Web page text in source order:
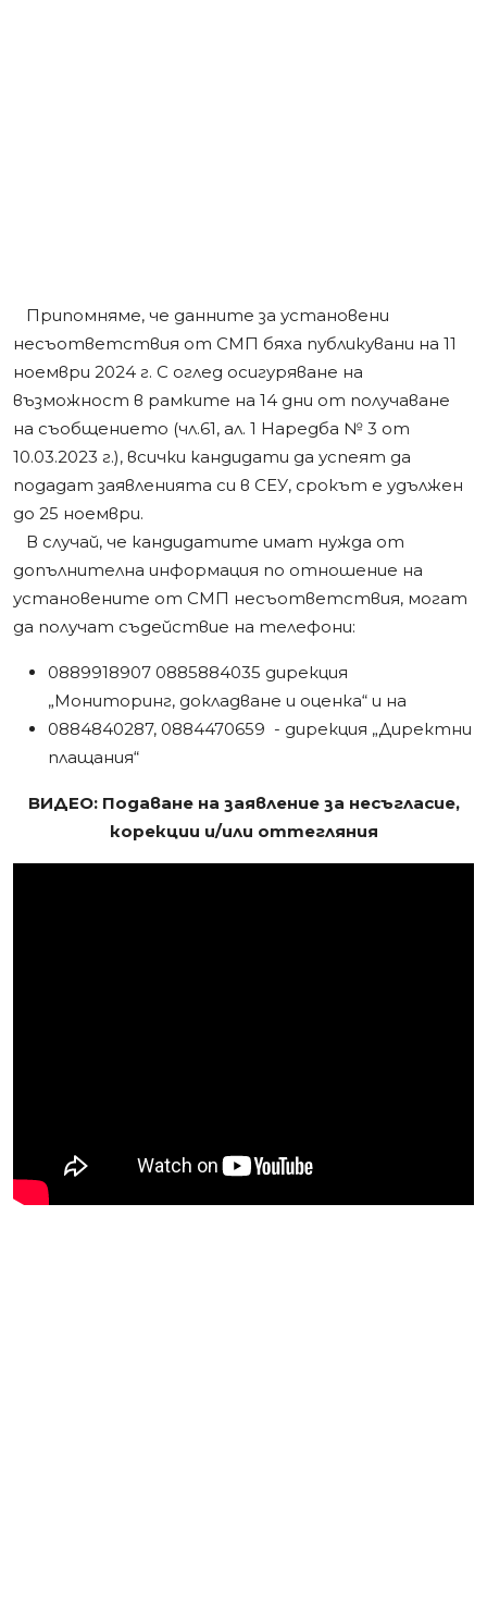
Припомняме, че данните за установени
несъответствия от СМП бяха публикувани на 11
ноември 2024 г. С оглед осигуряване на
възможност в рамките на 14 дни от получаване
на съобщението (чл.61, ал. 1 Наредба № 3 от
10.03.2023 г.), всички кандидати да успеят да
подадат заявленията си в СЕУ, срокът е удължен
до 25 ноември.
В случай, че кандидатите имат нужда от
допълнителна информация по отношение на
установените от СМП несъответствия, могат
да получат съдействие на телефони:
0889918907 0885884035 дирекция
„Мониторинг, докладване и оценка“ и на
0884840287, 0884470659 - дирекция „Директни
плащания“
ВИДЕО: Подаване на заявление за несъгласие,
корекции и/или оттегляния